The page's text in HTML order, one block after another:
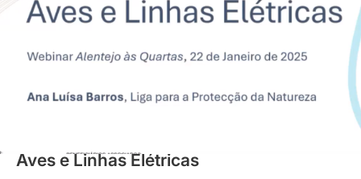
Aves e Linhas Elétricas